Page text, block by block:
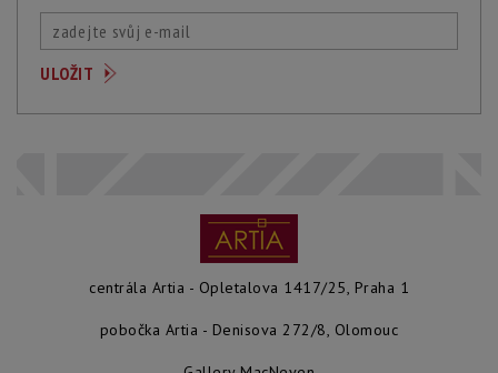
centrála Artia - Opletalova 1417/25, Praha 1
pobočka Artia - Denisova 272/8, Olomouc